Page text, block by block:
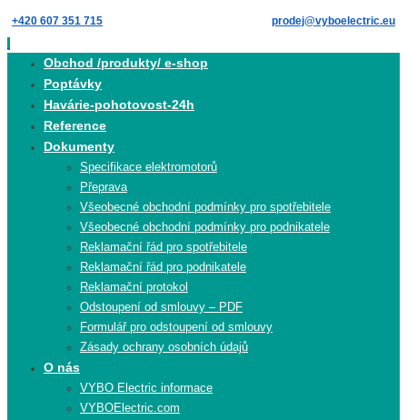
Skip
to
content
+420 607 351 715 prodej@vyboelectric.eu
Obchod /produkty/ e-shop
Poptávky
Havárie-pohotovost-24h
Reference
Dokumenty
Specifikace elektromotorů
Přeprava
Všeobecné obchodní podmínky pro spotřebitele
Všeobecné obchodní podmínky pro podnikatele
Reklamační řád pro spotřebitele
Reklamační řád pro podnikatele
Reklamační protokol
Odstoupení od smlouvy – PDF
Formulář pro odstoupení od smlouvy
Zásady ochrany osobních údajů
O nás
VYBO Electric informace
VYBOElectric.com